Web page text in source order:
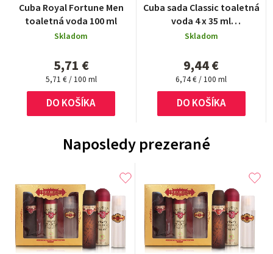
Cuba Royal Fortune Men
toaletná voda 100 ml
Skladom
5,71 €
Jednotková
cena:
5,71 € / 100 ml
DO KOŠÍKA
Cuba sada Classic toaletná
voda 4 x 35 ml
Gold/Blue/Red/Orange
Skladom
9,44 €
Jednotková
cena:
6,74 € / 100 ml
DO KOŠÍKA
Naposledy prezerané